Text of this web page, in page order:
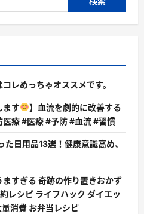
レめっちゃオススメです。
ます
】血流を劇的に改善する
療 #医療 #予防 #血流 #習慣
た日用品13選！健康意識高め、
すぎる 奇跡の作り置きおかず
レシピ ライフハック ダイエッ
量消費 お弁当レシピ